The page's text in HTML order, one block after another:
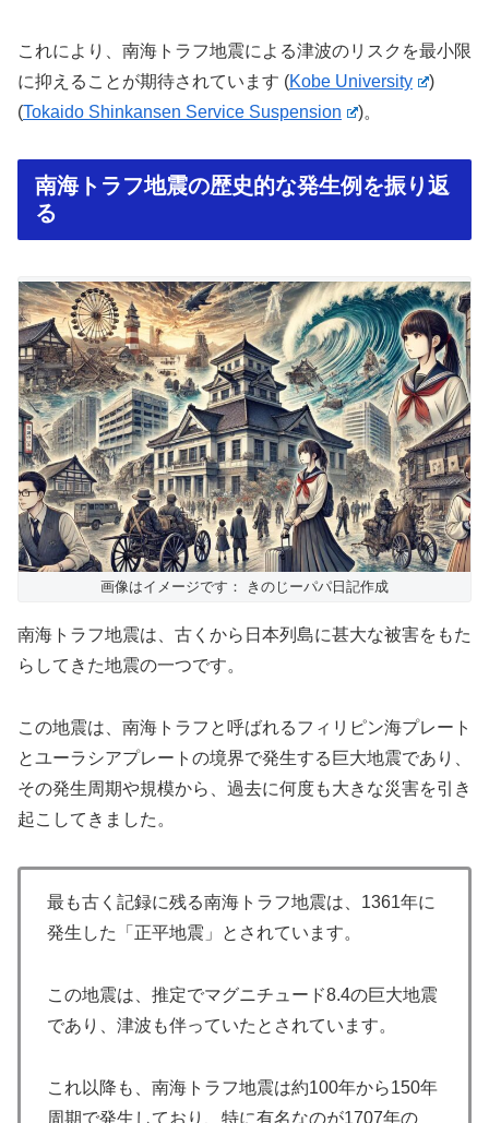
これにより、南海トラフ地震による津波のリスクを最小限
に抑えることが期待されています​ (Kobe University
)
(Tokaido Shinkansen Service Suspension )。
南海トラフ地震の歴史的な発生例を振り返
る
画像はイメージです： きのじーパパ日記作成
南海トラフ地震は、古くから日本列島に甚大な被害をもた
らしてきた地震の一つです。
この地震は、南海トラフと呼ばれるフィリピン海プレート
とユーラシアプレートの境界で発生する巨大地震であり、
その発生周期や規模から、過去に何度も大きな災害を引き
起こしてきました。
最も古く記録に残る南海トラフ地震は、1361年に
発生した「正平地震」とされています。
この地震は、推定でマグニチュード8.4の巨大地震
であり、津波も伴っていたとされています。
これ以降も、南海トラフ地震は約100年から150年
周期で発生しており、特に有名なのが1707年の